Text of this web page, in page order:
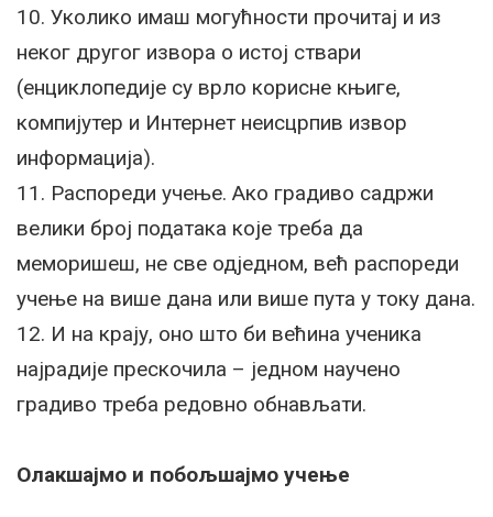
10. Уколико имаш могућности прочитај и из
неког другог извора о истој ствари
(енциклопедије су врло корисне књиге,
компијутер и Интернет неисцрпив извор
информација).
11. Распореди учење. Ако градиво садржи
велики број података које треба да
меморишеш, не све одједном, већ распореди
учење на више дана или више пута у току дана.
12. И на крају, оно што би већина ученика
најрадије прескочила – једном научено
градиво треба редовно обнављати.
Олакшајмо и побољшајмо учење